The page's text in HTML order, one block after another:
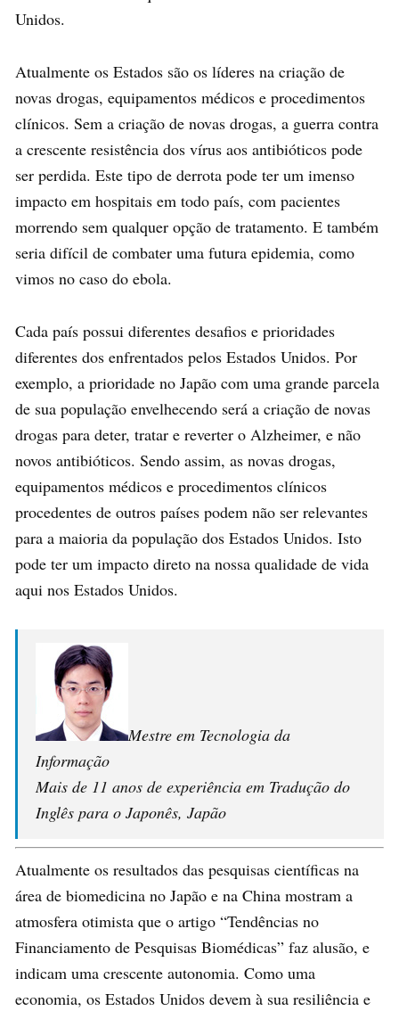
Unidos.
Atualmente os Estados são os líderes na criação de
novas drogas, equipamentos médicos e procedimentos
clínicos. Sem a criação de novas drogas, a guerra contra
a crescente resistência dos vírus aos antibióticos pode
ser perdida. Este tipo de derrota pode ter um imenso
impacto em hospitais em todo país, com pacientes
morrendo sem qualquer opção de tratamento. E também
seria difícil de combater uma futura epidemia, como
vimos no caso do ebola.
Cada país possui diferentes desafios e prioridades
diferentes dos enfrentados pelos Estados Unidos. Por
exemplo, a prioridade no Japão com uma grande parcela
de sua população envelhecendo será a criação de novas
drogas para deter, tratar e reverter o Alzheimer, e não
novos antibióticos. Sendo assim, as novas drogas,
equipamentos médicos e procedimentos clínicos
procedentes de outros países podem não ser relevantes
para a maioria da população dos Estados Unidos. Isto
pode ter um impacto direto na nossa qualidade de vida
aqui nos Estados Unidos.
Mestre em Tecnologia da
Informação
Mais de 11 anos de experiência em Tradução do
Inglês para o Japonês, Japão
Atualmente os resultados das pesquisas científicas na
área de biomedicina no Japão e na China mostram a
atmosfera otimista que o artigo “Tendências no
Financiamento de Pesquisas Biomédicas” faz alusão, e
indicam uma crescente autonomia. Como uma
economia, os Estados Unidos devem à sua resiliência e